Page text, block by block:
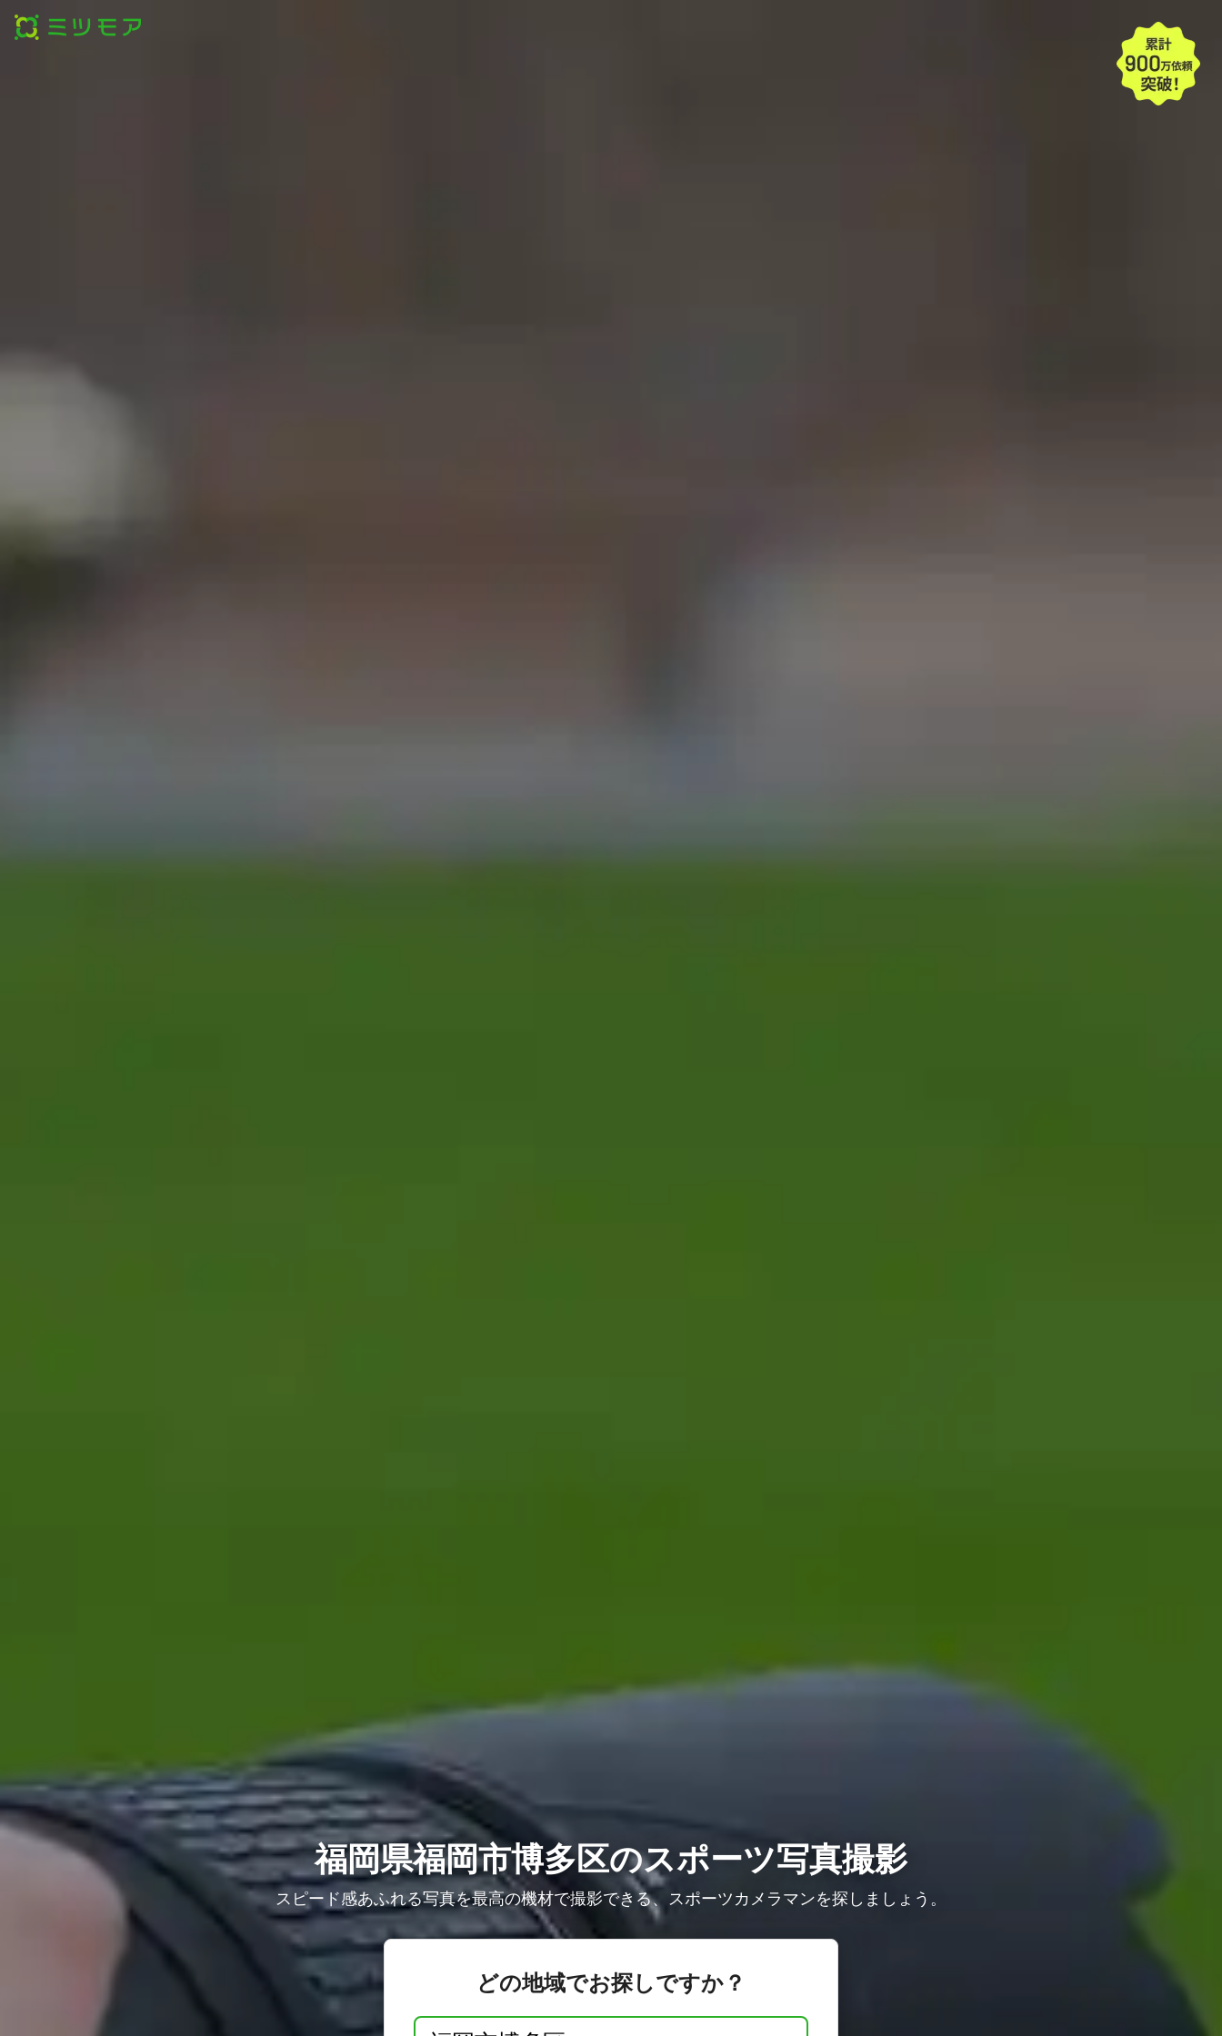
福岡県福岡市博多区のスポーツ写真撮影
スピード感あふれる写真を最高の機材で撮影できる、スポーツカメラマンを探しましょう。
どの地域でお探しですか？